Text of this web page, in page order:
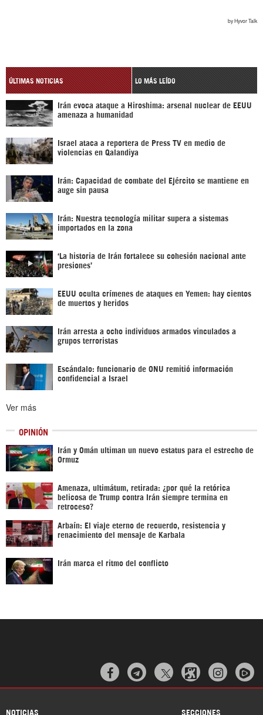
ÚLTIMAS NOTICIAS LO MÁS LEÍDO
Irán evoca ataque a Hiroshima: arsenal nuclear de EEUU
amenaza a humanidad
Israel ataca a reportera de Press TV en medio de
violencias en Qalandiya
Irán: Capacidad de combate del Ejército se mantiene en
auge sin pausa
Irán: Nuestra tecnología militar supera a sistemas
importados en la zona
‘La historia de Irán fortalece su cohesión nacional ante
presiones’
EEUU oculta crímenes de ataques en Yemen: hay cientos
de muertos y heridos
Irán arresta a ocho individuos armados vinculados a
grupos terroristas
Escándalo: funcionario de ONU remitió información
confidencial a Israel
Ver más
OPINIÓN
Irán y Omán ultiman un nuevo estatus para el estrecho de
Ormuz
Amenaza, ultimátum, retirada: ¿por qué la retórica
belicosa de Trump contra Irán siempre termina en
retroceso?
Arbaín: El viaje eterno de recuerdo, resistencia y
renacimiento del mensaje de Karbala
Irán marca el ritmo del conflicto
  
NOTICIAS SECCIONES